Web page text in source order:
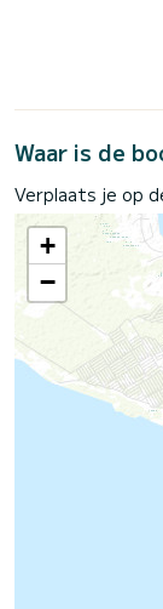
Waar is de
Verplaats je op
+
−